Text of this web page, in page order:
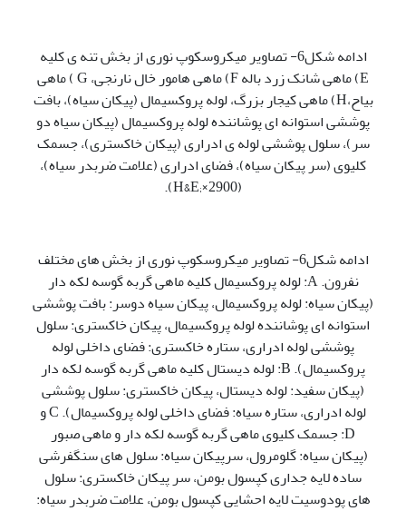
ادامه شکل6- تصاویر میکروسکوپ نوری از بخش تنه ی کلیه
E) ماهی شانک زرد باله F) ماهی هامور خال نارنجی، G ) ماهی
بیاح،H) ماهی کیجار بزرگ، لوله پروکسیمال (پیکان سیاه)، بافت
پوششی استوانه ای پوشاننده لوله پروکسیمال (پیکان سیاه دو
سر)، سلول پوششی لوله ی ادراری (پیکان خاکستری)، جسمک
کلیوی (سر پیکان سیاه)، فضای ادراری (علامت ضربدر سیاه)،
(H&E;×2900).
ادامه شکل6- تصاویر میکروسکوپ نوری از بخش های مختلف
نفرون. A: لوله پروکسیمال کلیه ماهی گربه گوسه لکه دار
(پیکان سیاه: لوله پروکسیمال، پیکان سیاه دوسر: بافت پوششی
استوانه ای پوشاننده لوله پروکسیمال، پیکان خاکستری: سلول
پوششی لوله ادراری، ستاره خاکستری: فضای داخلی لوله
پروکسیمال). B: لوله دیستال کلیه ماهی گربه گوسه لکه دار
(پیکان سفید: لوله دیستال، پیکان خاکستری: سلول پوششی
لوله ادراری، ستاره سیاه: فضای داخلی لوله پروکسیمال). C و
D: جسمک کلیوی ماهی گربه گوسه لکه دار و ماهی صبور
(پیکان سیاه: گلومرول، سرپیکان سیاه: سلول های سنگفرشی
ساده لایه جداری کپسول بومن، سر پیکان خاکستری: سلول
های پودوسیت لایه احشایی کپسول بومن، علامت ضربدر سیاه: